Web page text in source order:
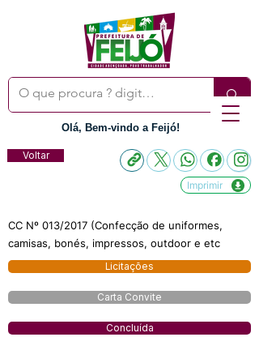
Olá, Bem-vindo a Feijó!
Voltar
Imprimir
CC Nº 013/2017 (Confecção de uniformes,
camisas, bonés, impressos, outdoor e etc
Licitações
Carta Convite
Concluída